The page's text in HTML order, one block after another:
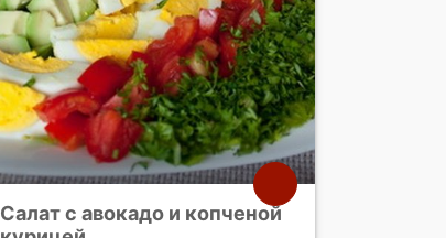
Салат с авокадо и копченой